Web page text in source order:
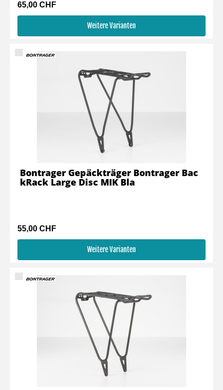
65,00 CHF
Weitere Varianten
55,00 CHF
Weitere Varianten
Bontrager Gepäckträger Bontrager Bac
kRack Large Disc MIK Bla